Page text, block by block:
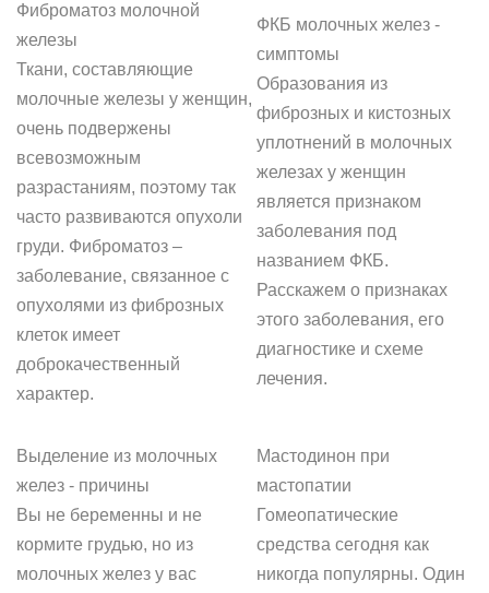
Фиброматоз молочной
железы
Ткани, составляющие
молочные железы у женщин,
очень подвержены
всевозможным
разрастаниям, поэтому так
часто развиваются опухоли
груди. Фиброматоз –
заболевание, связанное с
опухолями из фиброзных
клеток имеет
доброкачественный
характер.
ФКБ молочных желез -
симптомы
Образования из
фиброзных и кистозных
уплотнений в молочных
железах у женщин
является признаком
заболевания под
названием ФКБ.
Расскажем о признаках
этого заболевания, его
диагностике и схеме
лечения.
Выделение из молочных
желез - причины
Вы не беременны и не
кормите грудью, но из
молочных желез у вас
Мастодинон при
мастопатии
Гомеопатические
средства сегодня как
никогда популярны. Один